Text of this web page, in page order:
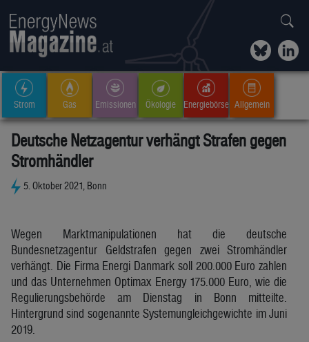
Strom Gas Emissionen Ökologie Energiebörse Allgemein
Deutsche Netzagentur verhängt Strafen gegen
Stromhändler
5. Oktober 2021, Bonn
Wegen Marktmanipulationen hat die deutsche
Bundesnetzagentur Geldstrafen gegen zwei Stromhändler
verhängt. Die Firma Energi Danmark soll 200.000 Euro zahlen
und das Unternehmen Optimax Energy 175.000 Euro, wie die
Regulierungsbehörde am Dienstag in Bonn mitteilte.
Hintergrund sind sogenannte Systemungleichgewichte im Juni
2019.